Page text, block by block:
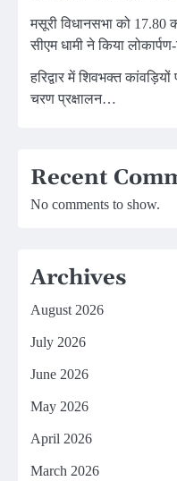
मसूरी विधानसभा को 17.80
सीएम धामी ने किया
हरिद्वार में शिवभक्त कांवड़ियों
चरण प्रक्षालन…
Recent
No comments to show.
Archives
August 2026
July 2026
June 2026
May 2026
April 2026
March 2026